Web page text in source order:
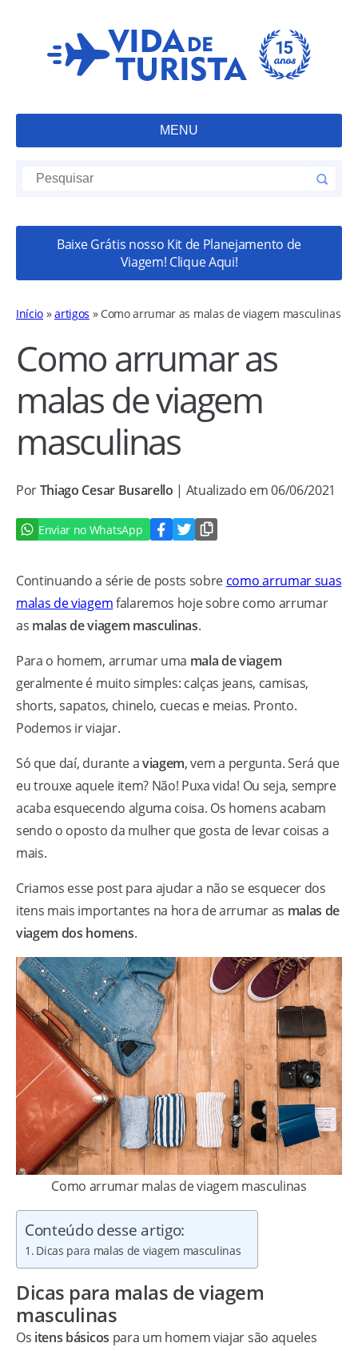
MENU
Baixe Grátis nosso Kit de Planejamento de
Viagem! Clique Aqui!
Início »artigos » Como arrumar as malas de viagem masculinas
Como arrumar as
malas de viagem
masculinas
PorThiago Cesar Busarello | Atualizado em 06/06/2021
Enviar no WhatsApp
Continuando a série de posts sobre como arrumar suas
malas de viagemfalaremos hoje sobre como arrumar
as malas de viagem masculinas.
Para o homem, arrumar uma mala de viagem
geralmente é muito simples: calças jeans, camisas,
shorts, sapatos, chinelo, cuecas e meias. Pronto.
Podemos ir viajar.
Só que daí, durante aviagem, vem a pergunta. Será que
eu trouxe aquele item? Não! Puxa vida! Ou seja, sempre
acaba esquecendo alguma coisa. Os homens acabam
sendo o oposto da mulher que gosta de levar coisas a
mais.
Criamos esse post para ajudar a não se esquecer dos
itens mais importantes na hora de arrumar as malas de
viagem dos homens.
Como arrumar malas de viagem masculinas
Conteúdo desse artigo:
Dicas para malas de viagem masculinas
Dicas para malas de viagem
masculinas
Os itens básicos para um homem viajar são aqueles